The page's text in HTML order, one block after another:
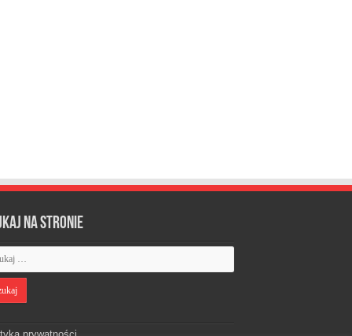
na stronie